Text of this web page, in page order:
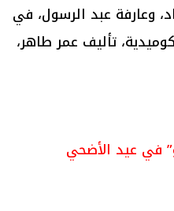
وعارفة عبد الرسول، في
تأليف عمر طاهر،
في عيد الأضحي